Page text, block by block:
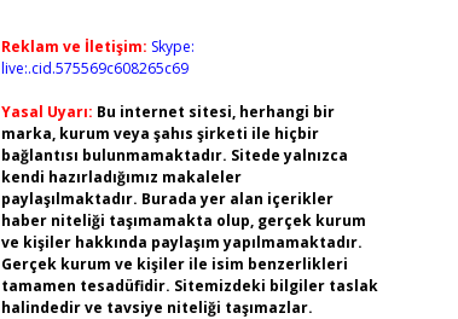
Reklam ve İletişim: Skype:
live:.cid.575569c608265c69
Yasal Uyarı: Bu internet sitesi, herhangi bir
marka, kurum veya şahıs şirketi ile hiçbir
bağlantısı bulunmamaktadır. Sitede yalnızca
kendi hazırladığımız makaleler
paylaşılmaktadır. Burada yer alan içerikler
haber niteliği taşımamakta olup, gerçek kurum
ve kişiler hakkında paylaşım yapılmamaktadır.
Gerçek kurum ve kişiler ile isim benzerlikleri
tamamen tesadüfidir. Sitemizdeki bilgiler taslak
halindedir ve tavsiye niteliği taşımazlar.